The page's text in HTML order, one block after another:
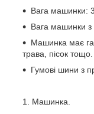
Вага машинки:
Вага машинки з
Машинка має
трава, пісок тощо.
Гумові шини з
Машинка.